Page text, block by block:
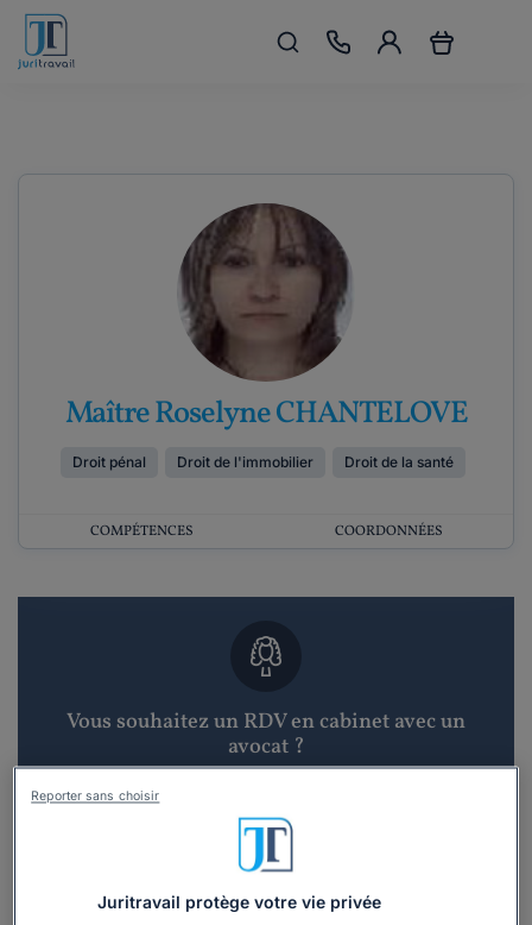
Maître Roselyne CHANTELOVE
Droit pénal Droit de l'immobilier Droit de la santé
COMPÉTENCES COORDONNÉES
Vous souhaitez un RDV en cabinet avec un
avocat ?
Recevoir des devis d'avocats
3 devis en 48h
Juritravail protège votre vie privée
Reporter sans choisir